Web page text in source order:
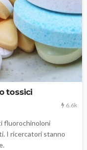
tossici
6.6k
fluorochinoloni
I ricercatori stanno